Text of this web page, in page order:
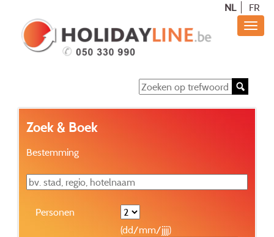
NL FR
Zoek & Boek
Bestemming
Personen
(dd/mm/jjjj)